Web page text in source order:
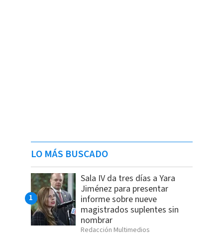
LO MÁS BUSCADO
Sala IV da tres días a Yara
Jiménez para presentar
informe sobre nueve
magistrados suplentes sin
nombrar
Redacción Multimedios